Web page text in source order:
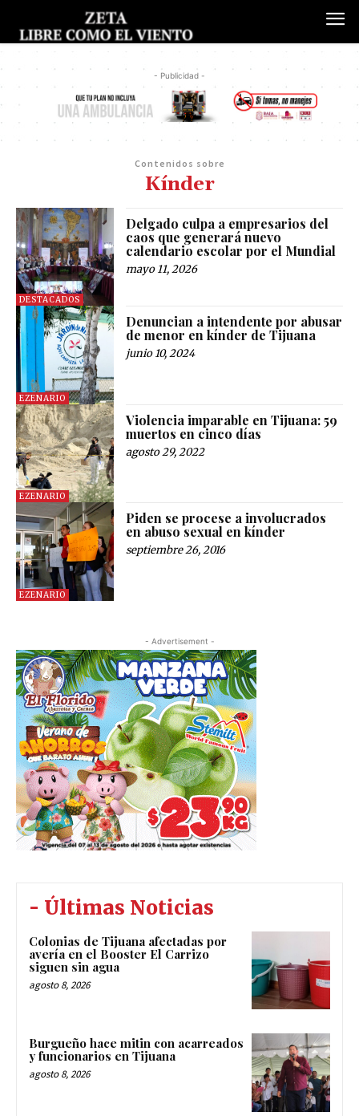
- Publicidad -
Contenidos sobre
Kínder
DESTACADOS
Delgado culpa a empresarios del
caos que generará nuevo
calendario escolar por el Mundial
mayo 11, 2026
EZENARIO
Denuncian a intendente por abusar
de menor en kínder de Tijuana
junio 10, 2024
EZENARIO
Violencia imparable en Tijuana: 59
muertos en cinco días
agosto 29, 2022
EZENARIO
Piden se procese a involucrados
en abuso sexual en kínder
septiembre 26, 2016
- Advertisement -
- Últimas Noticias
Colonias de Tijuana afectadas por
avería en el Booster El Carrizo
siguen sin agua
agosto 8, 2026
Burgueño hace mitin con acarreados
y funcionarios en Tijuana
agosto 8, 2026